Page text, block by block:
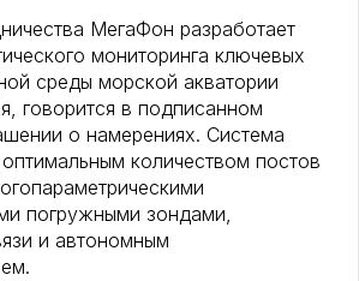
МегаФон разработает
мониторинга ключевых
среды морской акватории
говорится в подписанном
о намерениях. Система
количеством постов
погружными зондами,
и автономным